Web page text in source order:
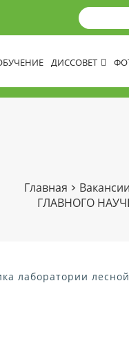
ДИССОВЕТ
Главная > Вакансии
ГЛАВНОГО
лаборатории